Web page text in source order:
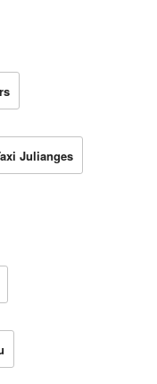
Julianges